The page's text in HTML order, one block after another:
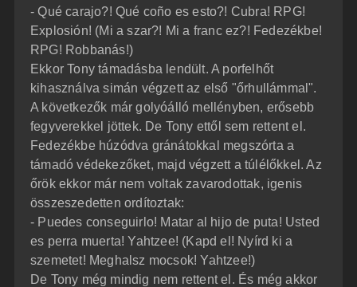
- Qué carajo?! Qué coño es esto?! Cubra! RPG!
Explosión! (Mi a szar?! Mi a franc ez?! Fedezékbe!
RPG! Robbanás!)
Ekkor Tony támadásba lendült. A porfelhőt
kihasználva simán végzett az első "őrhullámmal".
A következők már golyóálló mellényben, erősebb
fegyverekkel jöttek. De Tony ettől sem rettent el.
Fedezékbe húzódva gránátokkal megszórta a
támadó védekezőket, majd végzett a túlélőkkel. Az
őrök ekkor már nem voltak zavarodottak, igenis
összeszedetten ordítoztak:
- Puedes conseguirlo! Matar al hijo de puta! Usted
es perra muerta! Yahtzee! (Kapd el! Nyírd ki a
szemetet! Meghalsz mocsok! Yahtzee!)
De Tony még mindig nem rettent el. És még akkor